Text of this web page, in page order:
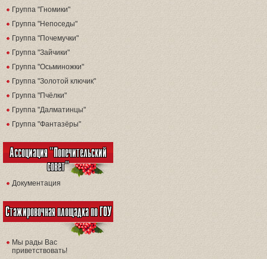
Группа "Гномики"
Группа "Непоседы"
Группа "Почемучки"
Группа "Зайчики"
Группа "Осьминожки"
Группа "Золотой ключик"
Группа "Пчёлки"
Группа "Далматинцы"
Группа "Фантазёры"
Ассоциация "Попечительский
совет"
Документация
Стажировочная площадка по ГОУ
Мы рады Вас
приветствовать!